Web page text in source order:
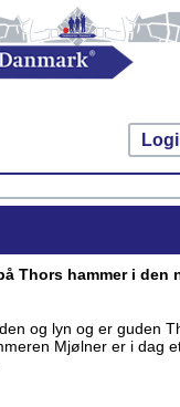
Thors hammer i den
og lyn og er guden
Mjølner er i dag